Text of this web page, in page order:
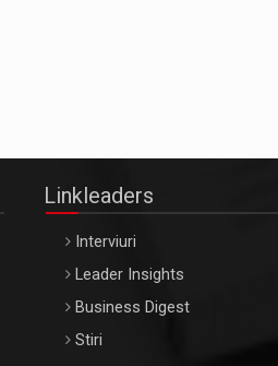
Linkleaders
Interviuri
Leader Insights
Business Digest
Stiri